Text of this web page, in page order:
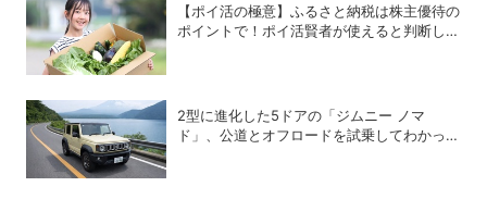
【ポイ活の極意】ふるさと納税は株主優待の
ポイントで！ポイ活賢者が使えると判断した
2型に進化した5ドアの「ジムニー ノマ
ド」、公道とオフロードを試乗してわかった